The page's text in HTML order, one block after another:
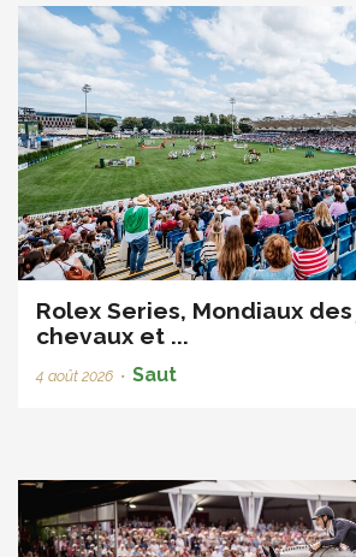
Rolex Series, Mondiaux
chevaux et ...
4 août 2026 • Saut